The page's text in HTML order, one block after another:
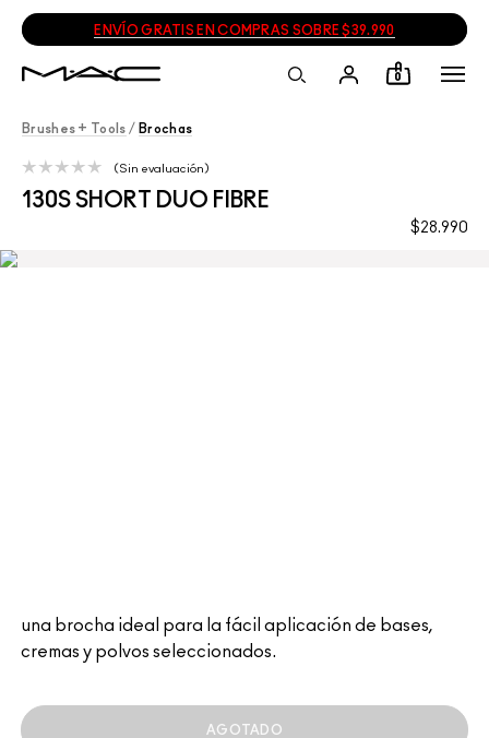
ENVÍO GRATIS EN COMPRAS SOBRE $39.990
0
Brushes + Tools / Brochas
130S SHORT DUO FIBRE
$28.990
Sin evaluación
una brocha ideal para la fácil aplicación de bases,
cremas y polvos seleccionados.
AGOTADO